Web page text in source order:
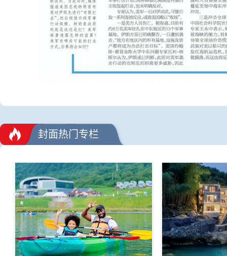
封面热门专栏